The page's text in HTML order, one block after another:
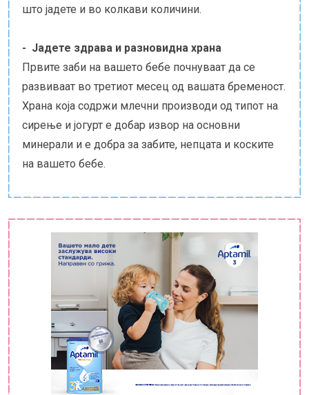
што јадете и во колкави количини.
- Јадете здрава и разновидна храна
Првите заби на вашето бебе почнуваат да се
развиваат во третиот месец од вашата бременост.
Храна која содржи млечни производи од типот на
сирење и јогурт е добар извор на основни
минерали и е добра за забите, непцата и коските
на вашето бебе.